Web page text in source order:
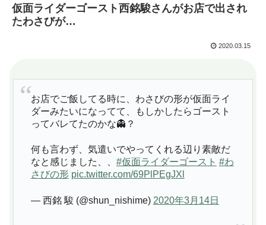
仮面ライダーゴースト西銘駿さんがお店で出され
たわさびが…
2020.03.15
お店でご飯してる時に、わさびの形が仮面ライ
ダーみたいになってて、もしかしたらゴースト
ってバレてたのかな👻？
何も言わず、気遣いでやってくれる辺り素敵だ
なと感じました、、 #仮面ライダーゴースト #わ
さびの形 pic.twitter.com/69PlPEgJXl
— 西銘 駿 (@shun_nishime) 2020年3月14日